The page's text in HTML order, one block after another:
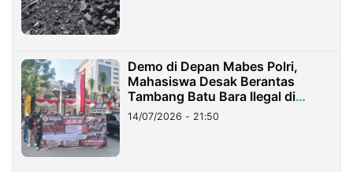
Demo di Depan Mabes Polri,
Mahasiswa Desak Berantas
Tambang Batu Bara Ilegal di
Lampung
14/07/2026 - 21:50